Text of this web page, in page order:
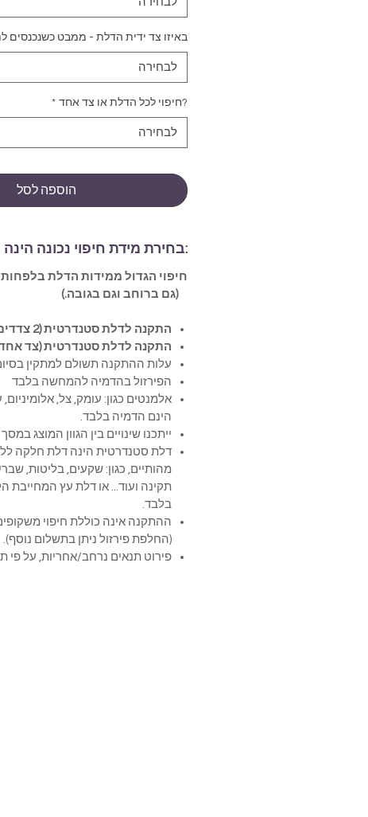
באיזו צד ידית הדלת - ממבט כשנכנסים
לבחירה
?חיפוי לכל הדלת או צד אחד *
לבחירה
הוספה לסל
:בחירת מידת חיפוי נכונה הינה
(גם ברוחב וגם בגובה.)
התקנה לדלת סטנדרטית (2 צדדים)-
התקנה לדלת סטנדרטית (צד
עלות ההתקנה תשולם למתקין
הפירזול בהדמיה להמחשה בלבד
אלמנטים כגון: עומק, צל, אלומיניום,
הינם הדמיה בלבד.
ייתכנו שינויים בין הגוון המוצג
דלת סטנדרטית הינה דלת חלקה
מהותיים, כגון: שקעים, בליטות,
תקינה ועוד... או דלת עץ
בלבד.
ההתקנה אינה כוללת חיפוי
(החלפת פירזול ניתן בתשלום נוסף).
פירוט תנאים נרחב/אחריות, על פי